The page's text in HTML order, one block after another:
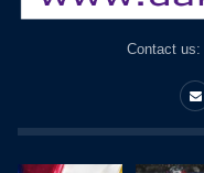
Contact us: